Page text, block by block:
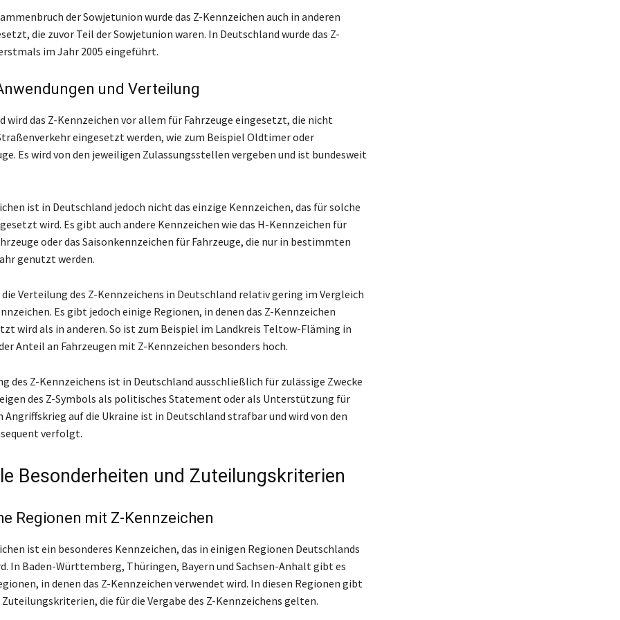
der Sowjetunion wurde das Z-Kennzeichen auch in anderen
die zuvor Teil der Sowjetunion waren. In Deutschland wurde das Z-
im Jahr 2005 eingeführt.
und Verteilung
wird das Z-Kennzeichen vor allem für Fahrzeuge eingesetzt, die nicht
eingesetzt werden, wie zum Beispiel Oldtimer oder
Es wird von den jeweiligen Zulassungsstellen vergeben und ist bundesweit
ist in Deutschland jedoch nicht das einzige Kennzeichen, das für solche
wird. Es gibt auch andere Kennzeichen wie das H-Kennzeichen für
oder das Saisonkennzeichen für Fahrzeuge, die nur in bestimmten
genutzt werden.
Verteilung des Z-Kennzeichens in Deutschland relativ gering im Vergleich
Es gibt jedoch einige Regionen, in denen das Z-Kennzeichen
wird als in anderen. So ist zum Beispiel im Landkreis Teltow-Fläming in
Anteil an Fahrzeugen mit Z-Kennzeichen besonders hoch.
des Z-Kennzeichens ist in Deutschland ausschließlich für zulässige Zwecke
des Z-Symbols als politisches Statement oder als Unterstützung für
Angriffskrieg auf die Ukraine ist in Deutschland strafbar und wird von den
verfolgt.
Besonderheiten und Zuteilungskriterien
Regionen mit Z-Kennzeichen
ist ein besonderes Kennzeichen, das in einigen Regionen Deutschlands
In Baden-Württemberg, Thüringen, Bayern und Sachsen-Anhalt gibt es
in denen das Z-Kennzeichen verwendet wird. In diesen Regionen gibt
die für die Vergabe des Z-Kennzeichens gelten.